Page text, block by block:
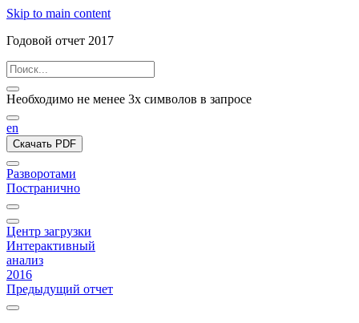
Skip to main content
Годовой отчет 2017
Необходимо не менее 3х символов в запросе
en
Скачать PDF
Разворотами
Постранично
Центр загрузки
Интерактивный
анализ
2016
Предыдущий отчет